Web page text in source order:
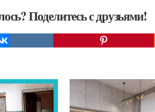
Поделитесь с друзьями!